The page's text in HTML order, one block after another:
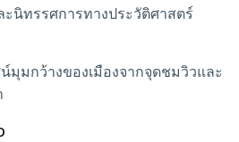
นิทรรศการทางประวัติศาสตร์
มุมกว้างของเมืองจากจุดชมวิวและ